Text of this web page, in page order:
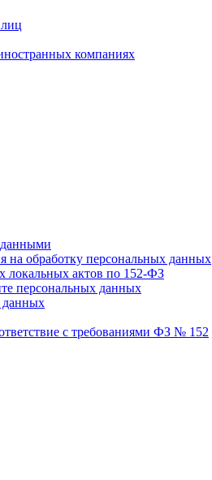
компаниях
данными
на обработку персональных данных
локальных актов по 152-ФЗ
персональных данных
данных
с требованиями ФЗ № 152